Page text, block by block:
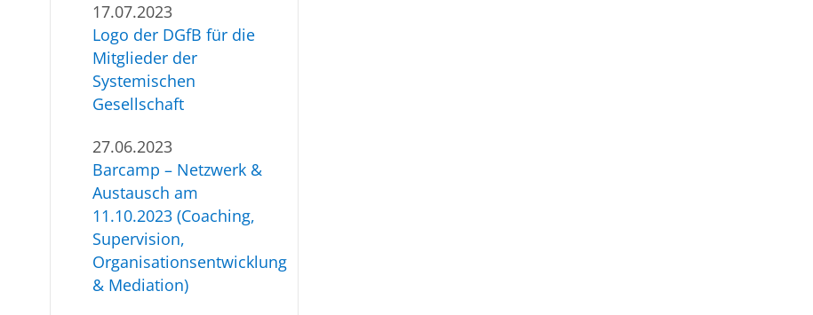
17.07.2023
Logo der DGfB für die
Mitglieder der
Systemischen
Gesellschaft
27.06.2023
Barcamp – Netzwerk &
Austausch am
11.10.2023 (Coaching,
Supervision,
Organisationsentwicklung
& Mediation)